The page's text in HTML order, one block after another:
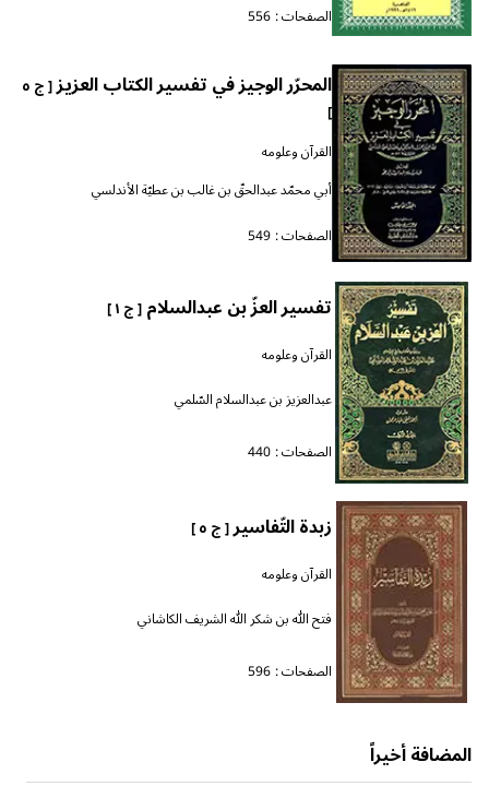
الصفحات : 556
المحرّر الوجيز في تفسير الكتاب العزيز
[ ج ٥
]
القرآن وعلومه
أبي محمّد عبدالحقّ بن غالب بن عطيّة الأندلسي
الصفحات : 549
تفسير العزّ بن عبدالسلام[ ج ١ ]
القرآن وعلومه
عبدالعزيز بن عبدالسلام السّلمي
الصفحات : 440
زبدة التّفاسير[ ج ٥ ]
القرآن وعلومه
فتح الله بن شكر الله الشريف الكاشاني
الصفحات : 596
المضافة أخيراً